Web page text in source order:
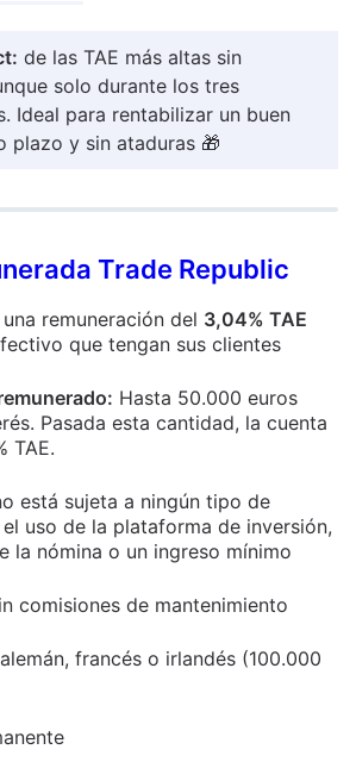
de las TAE más altas sin
solo durante los tres
Ideal para rentabilizar un buen
plazo y sin ataduras 🎁
Trade Republic
una remuneración del 3,04% TAE
que tengan sus clientes
Hasta 50.000 euros
Pasada esta cantidad, la cuenta
TAE.
está sujeta a ningún tipo de
uso de la plataforma de inversión,
la nómina o un ingreso mínimo
comisiones de mantenimiento
francés o irlandés (100.000